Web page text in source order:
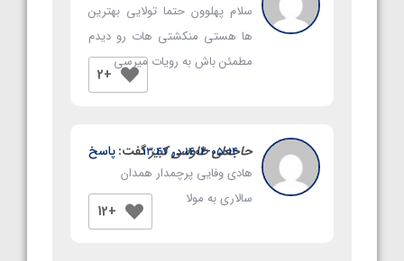
سلام پهلوون حتما تولایی بهترین
ها هستی منکشتی هات رو دیدم
مطمئن باش به رویات میرسی
+2
حاجعلی طاوسی کبیرگفت: ۱۴۰۲-۰۵-۱۴ در ۱۳:۴۷
هادی وفایی پرچمدار همدان
سالاری به مولا
+12
پاسخ